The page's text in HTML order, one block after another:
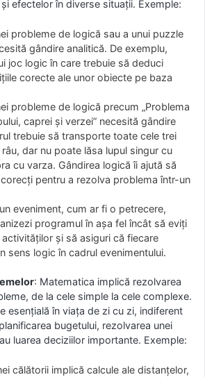
efectelor în diverse situații. Exemple:
probleme de logică sau a unui puzzle
gândire analitică. De exemplu,
joc logic în care trebuie să deduci
corecte ale unor obiecte pe baza
probleme de logică precum „Problema
caprei și verzei” necesită gândire
trebuie să transporte toate cele trei
dar nu poate lăsa lupul singur cu
cu varza. Gândirea logică îi ajută să
pentru a rezolva problema într-un
eveniment, cum ar fi o petrecere,
programul în așa fel încât să eviți
și să asiguri că fiecare
sens logic în cadrul evenimentului.
: Matematica implică rezolvarea
de la cele simple la cele complexe.
esențială în viața de zi cu zi, indiferent
bugetului, rezolvarea unei
luarea deciziilor importante. Exemple:
călătorii implică calcule ale distanțelor,